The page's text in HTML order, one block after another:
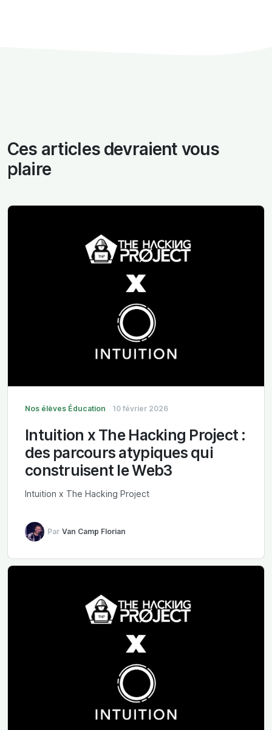
Ces articles devraient vous
plaire
Nos élèves Éducation 10 février 2026
Intuition x The Hacking Project :
des parcours atypiques qui
construisent le Web3
Intuition x The Hacking Project
Par Van Camp Florian